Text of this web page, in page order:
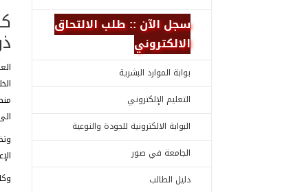
سجل الآن :: طلب الالتحاق
الالكتروني
بوابة الموارد البشرية
التعليم الإلكتروني
البوابة الالكترونية للجودة والنوعية
الجامعة في صور
دليل الطالب